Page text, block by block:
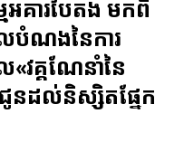
អគារបៃតង មកពី
បំណងនៃការ
«វគ្គណែនាំនៃ
ជូនដល់និស្សិតផ្នែក